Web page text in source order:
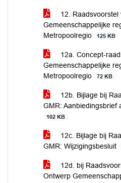
12. Raadsvoorstel
Gemeenschappelijke
Metropoolregio
125 KB
12a. Concept-
Gemeenschappelijke
Metropoolregio
72 KB
12b. Bijlage bij
GMR: Aanbiedingsbrief
102 KB
12c. Bijlage bij
GMR: Wijzigingsbesluit
12d. bij
Ontwerp